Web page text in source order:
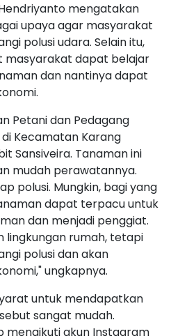
mengatakan
upaya agar masyarakat
polusi udara. Selain itu,
masyarakat dapat belajar
dan nantinya dapat
Petani dan Pedagang
Kecamatan Karang
Sansiveira. Tanaman ini
mudah perawatannya.
polusi. Mungkin, bagi yang
dapat terpacu untuk
dan menjadi penggiat.
lingkungan rumah, tetapi
polusi dan akan
ungkapnya.
untuk mendapatkan
sangat mudah.
mengikuti akun Instagram